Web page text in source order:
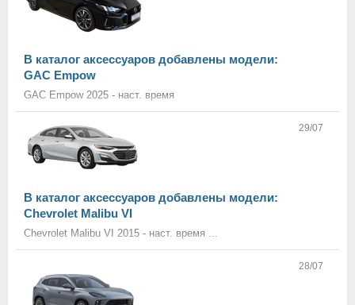
В каталог аксессуаров добавлены модели:
GAC Empow
GAC Empow 2025 - наст. время
29/07
В каталог аксессуаров добавлены модели:
Chevrolet Malibu VI
Chevrolet Malibu VI 2015 - наст. время ...
28/07